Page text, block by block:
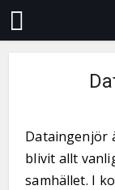
Dataingenjör
blivit allt
samhället. I